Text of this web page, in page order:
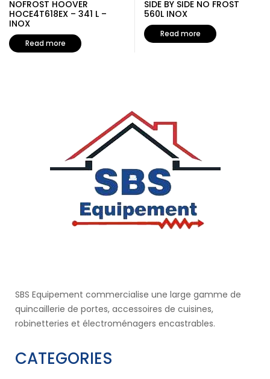
NOFROST HOOVER
HOCE4T618EX – 341 L –
INOX
Read more
SIDE BY SIDE NO FROST
560L INOX
Read more
SBS Equipement commercialise une large gamme de
quincaillerie de portes, accessoires de cuisines,
robinetteries et électroménagers encastrables.
CATEGORIES